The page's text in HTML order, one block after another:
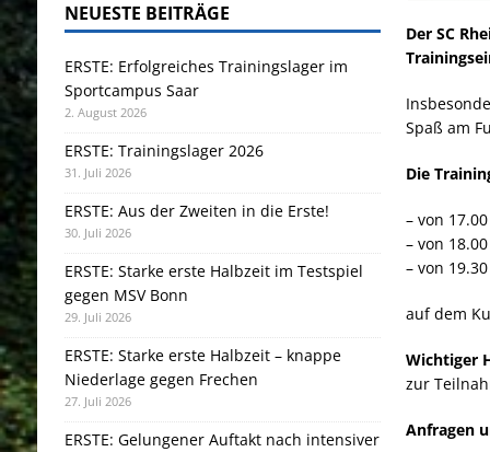
Der SC
Spaß am
Die
– von
– von
– von
auf dem
Wichtiger
zur
Anfragen
NEUESTE BEITRÄGE
ERSTE: Erfolgreiches Trainingslager im
Sportcampus Saar
2. August 2026
ERSTE: Trainingslager 2026
31. Juli 2026
ERSTE: Aus der Zweiten in die Erste!
30. Juli 2026
ERSTE: Starke erste Halbzeit im Testspiel
gegen MSV Bonn
29. Juli 2026
ERSTE: Starke erste Halbzeit – knappe
Niederlage gegen Frechen
27. Juli 2026
ERSTE: Gelungener Auftakt nach intensiver